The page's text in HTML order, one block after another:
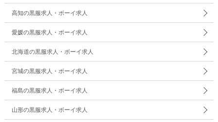
高知の黒服求人・ボーイ求人
愛媛の黒服求人・ボーイ求人
北海道の黒服求人・ボーイ求人
宮城の黒服求人・ボーイ求人
福島の黒服求人・ボーイ求人
山形の黒服求人・ボーイ求人